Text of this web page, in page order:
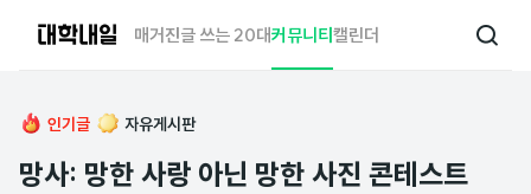
매거진글 쓰는 20대커뮤니티캘린더
검
인기글 자유게시판
망사: 망한 사랑 아닌 망한 사진 콘테스트